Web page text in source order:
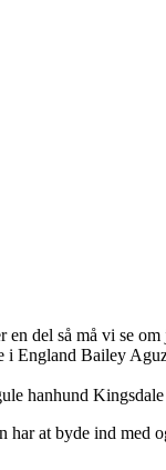
del så må vi se
England Bailey
hanhund
at byde ind